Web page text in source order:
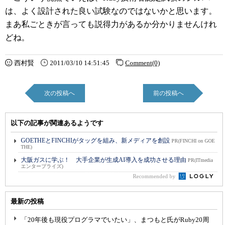
は、よく設計された良い試験なのではないかと思います。
まあ私ごときが言っても説得力があるか分かりませんけれ
どね。
西村賢 2011/03/10 14:51:45 Comment(0)
次の投稿へ 前の投稿へ
以下の記事が関連あるようです
GOETHEとFINCHIがタッグを組み、新メディアを創設 PR(FINCHI on GOE
THE)
大阪ガスに学ぶ！ 大手企業が生成AI導入を成功させる理由 PR(ITmedia
エンタープライズ)
Recommended by
最新の投稿
「20年後も現役プログラマでいたい」、まつもと氏がRuby20周